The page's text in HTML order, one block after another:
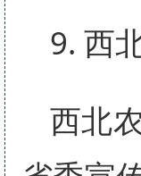
9. 西
西北